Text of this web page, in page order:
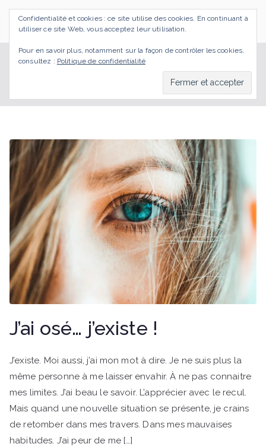
Aller
SI J'OSAIS
Bilan de Compétences Gestalt Rezé
Accueil BLOG résister
J’ai osé… j’existe !
J’existe. Moi aussi, j’ai mon mot à dire. Je ne suis plus la
même personne à me laisser envahir. À ne pas connaitre
mes limites. J’ai beau le savoir. L’apprécier avec le recul.
Mais quand une nouvelle situation se présente, je crains
de retomber dans mes travers. Dans mes mauvaises
habitudes. J’ai peur de me […]
Confidentialité et cookies : ce site utilise des cookies. En continuant à
utiliser ce site Web, vous acceptez leur utilisation.
Pour en savoir plus, notamment sur la façon de contrôler les cookies,
consultez : Politique de confidentialité